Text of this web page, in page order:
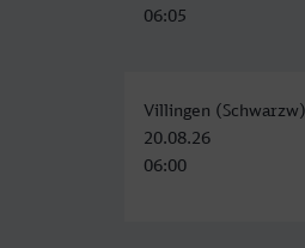
06:05
Villingen (Schwarzw)
20.08.26
06:00